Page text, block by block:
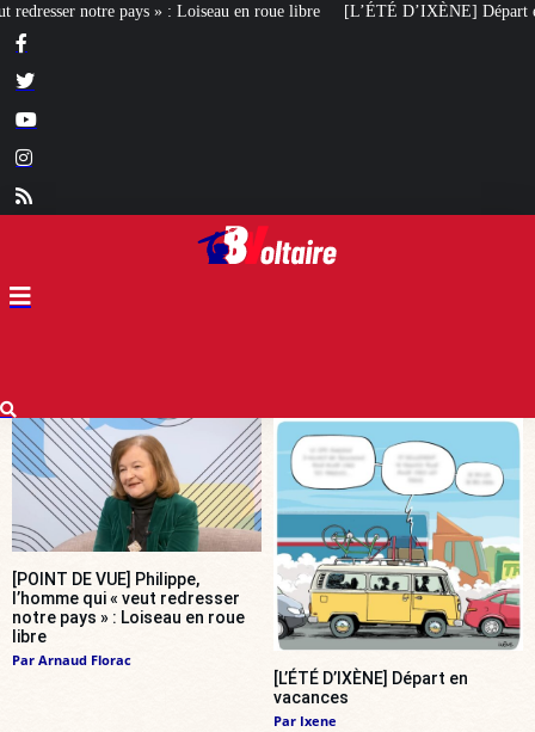
roue libre [L’ÉTÉ D’IXÈNE] Départ en vacances Ingérences
[POINT DE VUE] Philippe,
l’homme qui « veut redresser
notre pays » : Loiseau en roue
libre
Par Arnaud Florac
[L’ÉTÉ D’IXÈNE] Départ en
vacances
Par Ixene